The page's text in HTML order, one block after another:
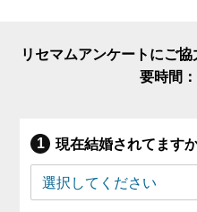
リセマムアンケートにご
要時間：
現在結婚されてますか